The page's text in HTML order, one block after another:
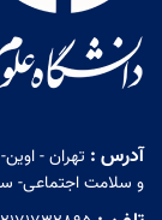
آدرس : تهران -
و سلامت اجتماعی-